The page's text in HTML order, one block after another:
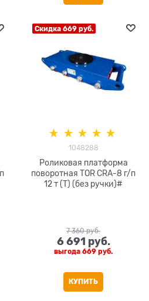
Скидка 669 руб.
1048288
Роликовая платформа
поворотная TOR CRA-8 г/п
12 т (T) (без ручки)#
7 360 руб.
6 691 руб.
выгода 669 руб.
КУПИТЬ